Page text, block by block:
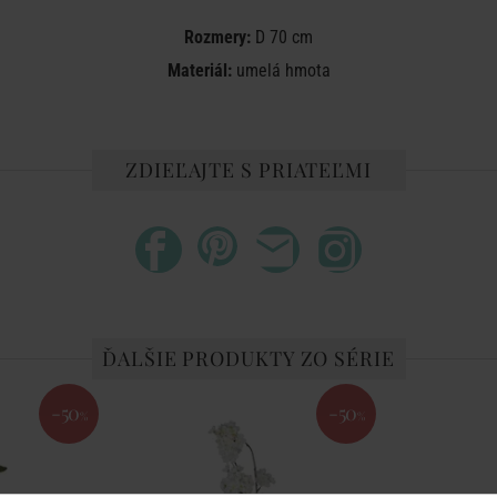
Rozmery: D 70 cm
Materiál:umelá hmota
ZDIEĽAJTE S PRIATEĽMI
ĎALŠIE PRODUKTY ZO SÉRIE
-50 % -50 %